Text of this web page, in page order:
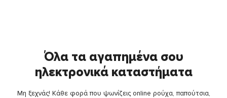
Όλα τα αγαπημένα σου
ηλεκτρονικά καταστήματα
Μη ξεχνάς! Κάθε φορά που ψωνίζεις online ρούχα, παπούτσια,